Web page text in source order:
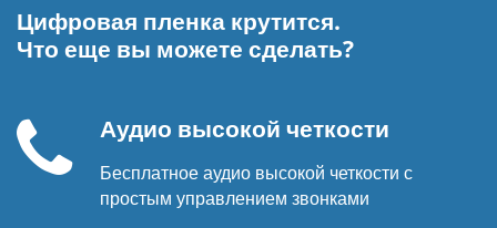
Цифровая пленка крутится.
Что еще вы можете сделать?
Телефонная
Аудио высокой четкости
Бесплатное аудио высокой четкости с
простым управлением звонками